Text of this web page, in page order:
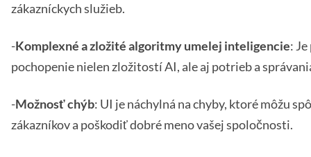
zákazníckych služieb.
-Komplexné a zložité algoritmy umelej inteligencie:
pochopenie nielen zložitostí AI, ale aj potrieb a
-Možnosť chýb: UI je náchylná na chyby, ktoré môžu
zákazníkov a poškodiť dobré meno vašej spoločnosti.